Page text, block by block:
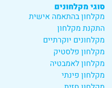
סוגי מקלחונים
מקלחון בהתאמה אישית
התקנת מקלחון
מקלחונים יוקרתיים
מקלחון פלסטיק
מקלחון לאמבטיה
מקלחון פינתי